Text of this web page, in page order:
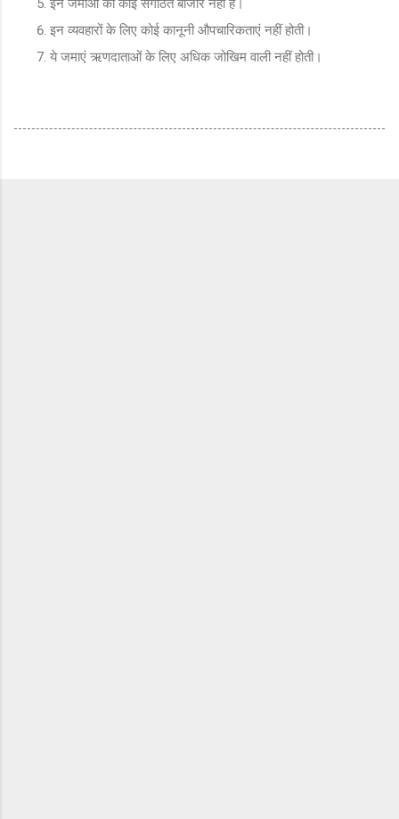
इन व्यवहारों के लिए कोई कानूनी औपचारिकताएं नहीं होती।
ये जमाएं ऋणदाताओं के लिए अधिक जोखिम वाली नहीं होती।